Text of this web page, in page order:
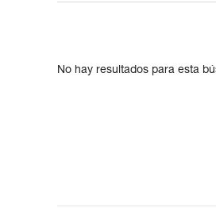
No hay resultados para esta